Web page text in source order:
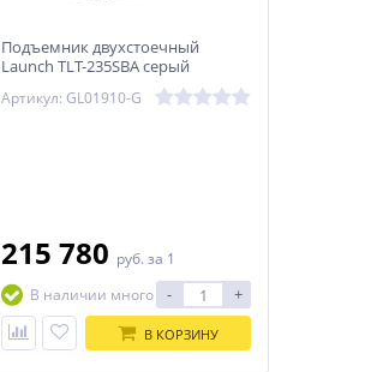
Подъемник двухстоечный
Launch TLT-235SBA серый
Артикул: GL01910-G
215 780 руб. за 1
В наличии много
- +
В КОРЗИНУ